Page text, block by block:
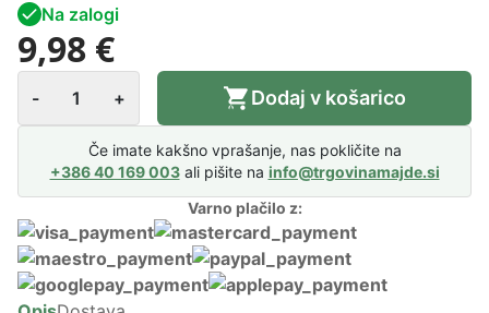
Na zalogi
9,98 €
-
t
r
a
č
+ Dodaj v košarico
Če imate kakšno vprašanje, nas pokličite na
+386 40 169 003ali pišite na info@trgovinamajde.si
Varno plačilo z: